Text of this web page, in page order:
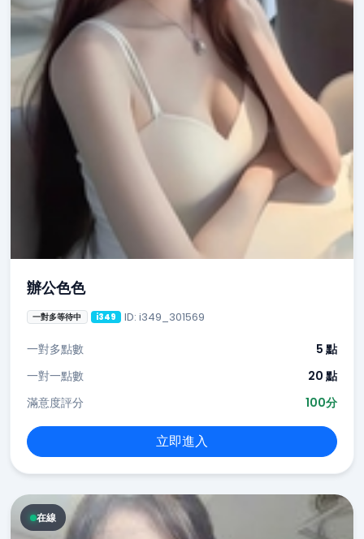
辦公色色
一對多等待中 i349 ID: i349_301569
一對多點數
5 點
一對一點數
20 點
滿意度評分
100分
立即進入
在線